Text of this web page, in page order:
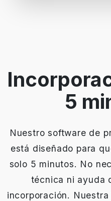
5
Nuestro software de
está diseñado para
solo 5 minutos. No
técnica ni ayuda
incorporación.